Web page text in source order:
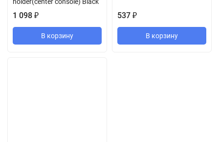
1 098 ₽
В корзину
537 ₽
В корзину